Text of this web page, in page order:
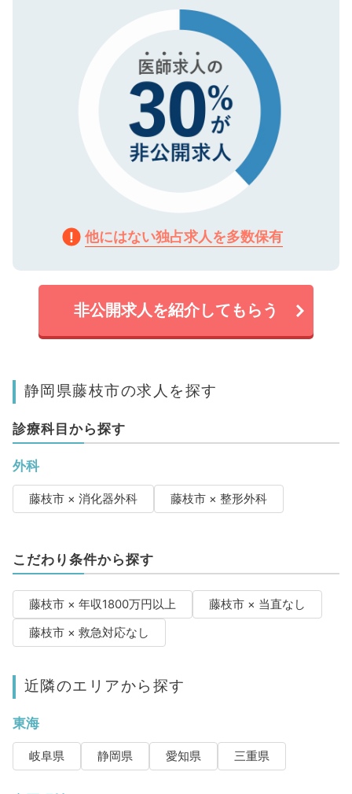
で、機密保持に関してもご安心ください。
他にはない独占求人を多数保有
非公開求人を紹介してもらう
静岡県藤枝市の求人を探す
診療科目から探す
外科
藤枝市 × 消化器外科 藤枝市 × 整形外科
こだわり条件から探す
藤枝市 × 年収1800万円以上
藤枝市 × 当直なし
藤枝市 × 救急対応なし
近隣のエリアから探す
東海
岐阜県 静岡県 愛知県 三重県